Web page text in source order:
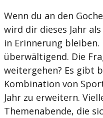
Wenn du an den
wird dir dieses Jahr
in Erinnerung bleiben.
überwältigend. Die
weitergehen? Es gibt
Kombination von
Jahr zu erweitern.
Themenabende, die